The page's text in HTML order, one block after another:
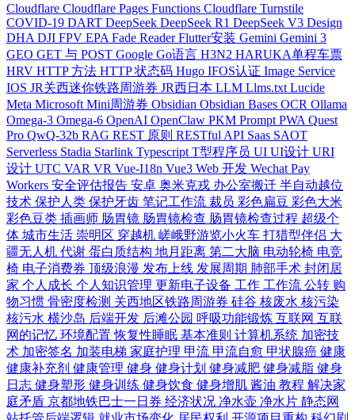
Cloudflare Cloudflare Pages Functions Cloudflare Turnstile
COVID-19 DART DeepSeek DeepSeek R1 DeepSeek V3 Design
DHA DJI FPV EPA Fade ReaderFlutter安装 Gemini Gemini 3
GEO GET 与 POST Google Go语言 H3N2 HARUKA单程车票
HRV HTTP 方法 HTTP 状态码 Hugo IFOS认证 Image Service
IOS JR关西迷你铁路周游券 JR西日本 LLM Llms.txt Lucide
Meta Microsoft Mini周游券 Obsidian Obsidian Bases OCR Ollama
Omega-3 Omega-6 OpenAI OpenClaw PKM Prompt PWA Quest
Pro QwQ-32b RAG REST 原则 RESTful API Saas SAOT
Serverless Stadia Starlink Typescript T型程序员 UI UI设计 URI
设计 UTC VAR VR Vue-I18n Vue3 Web 开发 Wechat Pay
Workers 安全评估报告 安卓 奥米克戎 办公室搬迁 半自动越位
技术 保护人类 保护牙齿 笔记工作流 裁员 彩色扁豆 彩色大米
彩色豆类 插画师 肠胃镜 肠胃镜检查 肠胃镜检查过程 超级个
体 城市生活 崇明区 穿越机 嵯峨野游览小火车 打猎型伴侣 大
疆无人机 代谢 蛋白质结构 地月距离 第二大脑 电动轮椅 电竞
椅 电子消费券 顶级浪漫 发布上线 发展周期 肺部手术 封闭居
家 个人成长 个人知识管理 更新电子设备 工作 工作流 公转 购
物习惯 骨密度检测 关西地区铁路周游券 硅谷 核废水 核污染
核污水 横沙岛 后端开发 后滩公园 呼吸功能锻炼 互联网 互联
网的记忆 环境配置恢复性睡眠 基本准则 计算机系统 加密技
术 加密签名 加装电梯 家庭护理 甲流 甲流自愈 甲状腺癌 健康
健康补充剂 健康管理 健身 健身计划 健身减肥 健身减脂 健身
日志 健身塑形 健身训练 健身饮食 健身增肌 酱油 教程 解决家
庭矛盾 京都地铁巴士一日券 经济状况 净水壶 净水片 静态网